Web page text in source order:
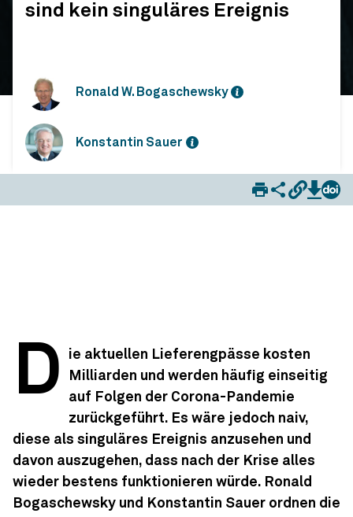
sind kein singuläres Ereignis
Ronald W. Bogaschewsky
Konstantin Sauer
D
ie aktuellen Lieferengpässe kosten
Milliarden und werden häufig einseitig
auf Folgen der Corona-Pandemie
zurückgeführt. Es wäre jedoch naiv,
diese als singuläres Ereignis anzusehen und
davon auszugehen, dass nach der Krise alles
wieder bestens funktionieren würde. Ronald
Bogaschewsky und Konstantin Sauer ordnen die